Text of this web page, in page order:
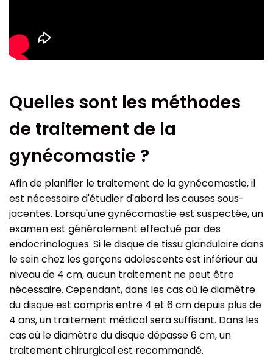
Quelles sont les méthodes
de traitement de la
gynécomastie ?
Afin de planifier le traitement de la gynécomastie, il
est nécessaire d'étudier d'abord les causes sous-
jacentes. Lorsqu'une gynécomastie est suspectée, un
examen est généralement effectué par des
endocrinologues. Si le disque de tissu glandulaire dans
le sein chez les garçons adolescents est inférieur au
niveau de 4 cm, aucun traitement ne peut être
nécessaire. Cependant, dans les cas où le diamètre
du disque est compris entre 4 et 6 cm depuis plus de
4 ans, un traitement médical sera suffisant. Dans les
cas où le diamètre du disque dépasse 6 cm, un
traitement chirurgical est recommandé.